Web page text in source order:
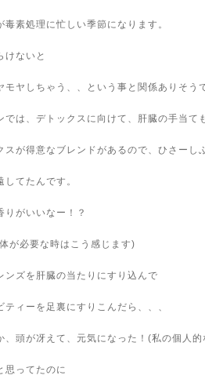
素処理に忙しい季節になります。
けないと
モヤしちゃう、、という事と関係ありそう
では、デトックスに向けて、肝臓の手当て
スが得意なブレンドがあるので、ひさーし
てたんです。
りがいいなー！？
が必要な時はこう感じます)
ンズを肝臓の当たりにすり込んで
ィーを足裏にすりこんだら、、、
、頭が冴えて、元気になった！(私の個人
思ってたのに